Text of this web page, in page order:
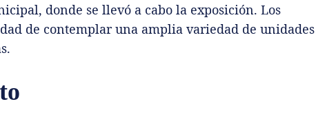
donde se llevó a cabo la exposición. Los
de contemplar una amplia variedad de unidades